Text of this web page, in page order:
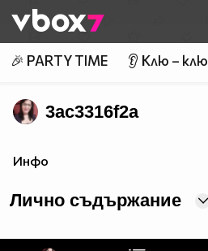
👾
🎉 PARTY TIME 👂 Клю – клю
3ac3316f2a
Инфо
Лично съдържание